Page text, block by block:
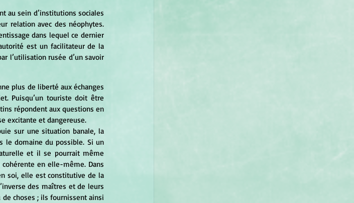
relation avec des néophytes.
dans lequel ce dernier
est un facilitateur de la
l’utilisation rusée d’un savoir
Puisqu’un touriste doit être
répondent aux questions en
excitante et dangereuse.
le domaine du possible. Si un
et il se pourrait même
en elle-même. Dans
soi, elle est constitutive de la
des maîtres et de leurs
choses ; ils fournissent ainsi